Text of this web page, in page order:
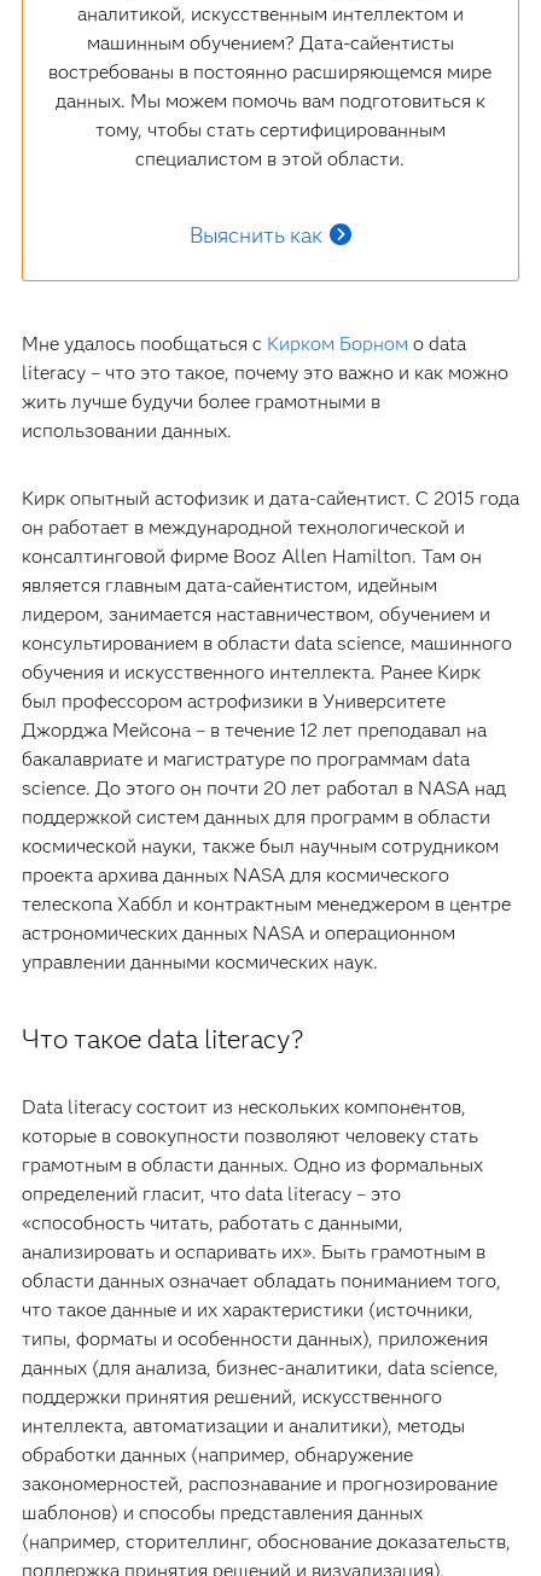
аналитикой, искусственным интеллектом и
машинным обучением? Дата-сайентисты
востребованы в постоянно расширяющемся мире
данных. Мы можем помочь вам подготовиться к
тому, чтобы стать сертифицированным
специалистом в этой области.
Выяснить как
Мне удалось пообщаться с Кирком Борном о data
literacy – что это такое, почему это важно и как можно
жить лучше будучи более грамотными в
использовании данных.
Кирк опытный астофизик и дата-сайентист. С 2015 года
он работает в международной технологической и
консалтинговой фирме Booz Allen Hamilton. Там он
является главным дата-сайентистом, идейным
лидером, занимается наставничеством, обучением и
консультированием в области data science, машинного
обучения и искусственного интеллекта. Ранее Кирк
был профессором астрофизики в Университете
Джорджа Мейсона – в течение 12 лет преподавал на
бакалавриате и магистратуре по программам data
science. До этого он почти 20 лет работал в NASA над
поддержкой систем данных для программ в области
космической науки, также был научным сотрудником
проекта архива данных NASA для космического
телескопа Хаббл и контрактным менеджером в центре
астрономических данных NASA и операционном
управлении данными космических наук.
Что такое data literacy?
Data literacy состоит из нескольких компонентов,
которые в совокупности позволяют человеку стать
грамотным в области данных. Одно из формальных
определений гласит, что data literacy – это
«способность читать, работать с данными,
анализировать и оспаривать их». Быть грамотным в
области данных означает обладать пониманием того,
что такое данные и их характеристики (источники,
типы, форматы и особенности данных), приложения
данных (для анализа, бизнес-аналитики, data science,
поддержки принятия решений, искусственного
интеллекта, автоматизации и аналитики), методы
обработки данных (например, обнаружение
закономерностей, распознавание и прогнозирование
шаблонов) и способы представления данных
(например, сторителлинг, обоснование доказательств,
поддержка принятия решений и визуализация).